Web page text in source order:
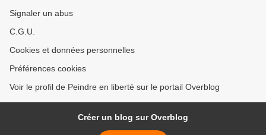
Signaler un abus
C.G.U.
Cookies et données personnelles
Préférences cookies
Voir le profil de Peindre en liberté sur le portail Overblog
Créer un blog sur Overblog